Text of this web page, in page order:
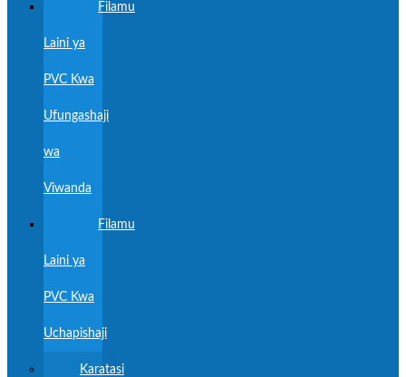
Filamu
Laini ya
PVC Kwa
Ufungashaji
wa
Viwanda
Filamu
Laini ya
PVC Kwa
Uchapishaji
Karatasi